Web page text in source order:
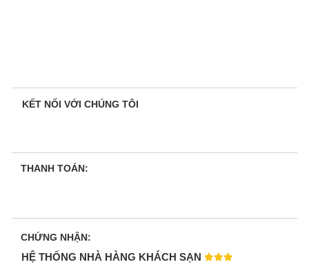
HỆ THỐNG NHÀ HÀNG KHÁCH SẠN
KẾT NỐI VỚI CHÚNG TÔI
THANH TOÁN:
CHỨNG NHẬN: